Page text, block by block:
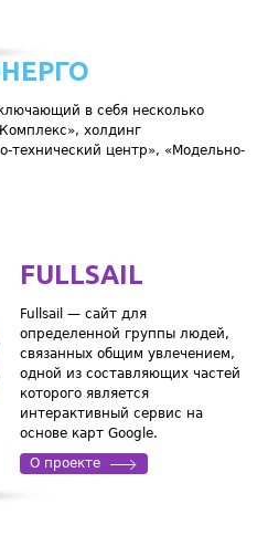
в себя несколько
холдинг
технический центр», «Модельно-
FULLSAIL
Fullsail — сайт для
определенной группы людей,
связанных общим увлечением,
одной из составляющих частей
которого является
интерактивный сервис на
основе карт Google.
О проекте